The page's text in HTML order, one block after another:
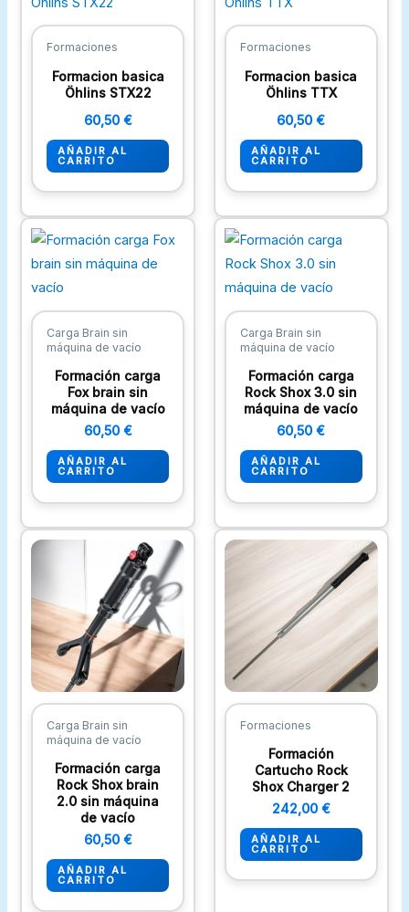
Formaciones
Formacion basica
Öhlins STX22
60,50 €
AÑADIR AL
CARRITO
Formaciones
Formacion basica
Öhlins TTX
60,50€
AÑADIR AL
CARRITO
Carga Brain sin
máquina de vacío
Formación carga
Fox brain sin
máquina de vacío
60,50 €
AÑADIR AL
CARRITO
Carga Brain sin
máquina de vacío
Formación carga
Rock Shox 3.0 sin
máquina de vacío
60,50€
AÑADIR AL
CARRITO
Carga Brain sin
máquina de vacío
Formación carga
Rock Shox brain
2.0 sin máquina
de vacío
60,50 €
AÑADIR AL
CARRITO
Formaciones
Formación
Cartucho Rock
Shox Charger 2
242,00 €
AÑADIR AL
CARRITO